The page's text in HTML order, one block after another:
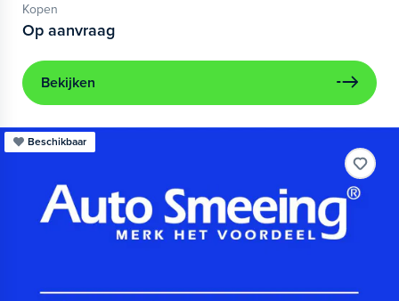
Kopen
Op aanvraag
Bekijken
Beschikbaar